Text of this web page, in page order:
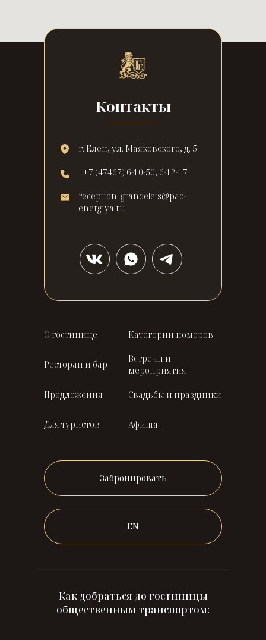
Контакты
Как добраться до гостиницы
общественным транспортом:
г. Елец, ул. Маяковского, д. 5
+7 (47467) 6-10-50, 6-12-17
reception_grandelets@pao-
energiya.ru
О гостинице Категории номеров
Предложения
Ресторан и бар
Встречи и
мероприятия
Свадьбы и праздники
Для туристов Афиша
Забронировать
EN